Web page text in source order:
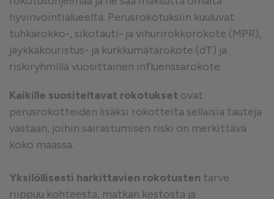
hyvinvointialueelta. Perusrokotuksiin kuuluvat
tuhkarokko-, sikotauti- ja vihurirokkorokote (MPR),
jäykkäkouristus- ja kurkkumätärokote (dT) ja
riskiryhmillä vuosittainen influenssarokote.
Kaikille suositeltavat rokotukset ovat
perusrokotteiden lisäksi rokotteita sellaisia tauteja
vastaan, joihin sairastumisen riski on merkittävä
koko maassa.
Yksilöllisesti harkittavien rokotusten tarve
riippuu kohteesta, matkan kestosta ja